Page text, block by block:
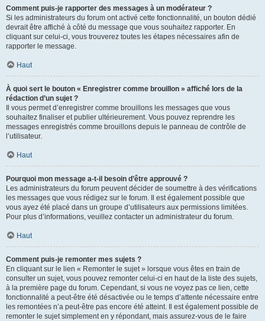
Comment puis-je rapporter des messages à un modérateur ?
Si les administrateurs du forum ont activé cette fonctionnalité, un bouton dédié
devrait être affiché à côté du message que vous souhaitez rapporter. En
cliquant sur celui-ci, vous trouverez toutes les étapes nécessaires afin de
rapporter le message.
Haut
À quoi sert le bouton « Enregistrer comme brouillon » affiché lors de la
rédaction d’un sujet ?
Il vous permet d’enregistrer comme brouillons les messages que vous
souhaitez finaliser et publier ultérieurement. Vous pouvez reprendre les
messages enregistrés comme brouillons depuis le panneau de contrôle de
l’utilisateur.
Haut
Pourquoi mon message a-t-il besoin d’être approuvé ?
Les administrateurs du forum peuvent décider de soumettre à des vérifications
les messages que vous rédigez sur le forum. Il est également possible que
vous ayez été placé dans un groupe d’utilisateurs aux permissions limitées.
Pour plus d’informations, veuillez contacter un administrateur du forum.
Haut
Comment puis-je remonter mes sujets ?
En cliquant sur le lien « Remonter le sujet » lorsque vous êtes en train de
consulter un sujet, vous pouvez remonter celui-ci en haut de la liste des sujets,
à la première page du forum. Cependant, si vous ne voyez pas ce lien, cette
fonctionnalité a peut-être été désactivée ou le temps d’attente nécessaire entre
les remontées n’a peut-être pas encore été atteint. Il est également possible de
remonter le sujet simplement en y répondant, mais assurez-vous de le faire